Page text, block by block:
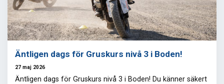
Äntligen dags för Gruskurs nivå 3 i Boden!
27 maj 2026
Äntligen dags för Gruskurs nivå 3 i Boden! Du känner säkert